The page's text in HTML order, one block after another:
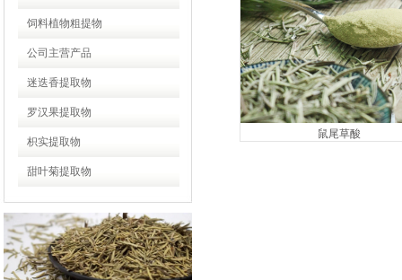
饲料植物粗提物
公司主营产品
迷迭香提取物
罗汉果提取物
枳实提取物
甜叶菊提取物
鼠尾草酸